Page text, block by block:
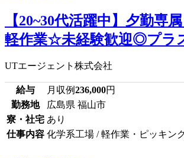
【20~30代活躍中】夕勤専
軽作業☆未経験歓迎◎プラ
UTエージェント株式会社
給与 月収例236,000円
勤務地
広島県 福山市
寮・社宅 あり
仕事内容 化学系工場 / 軽作業・ピッキン